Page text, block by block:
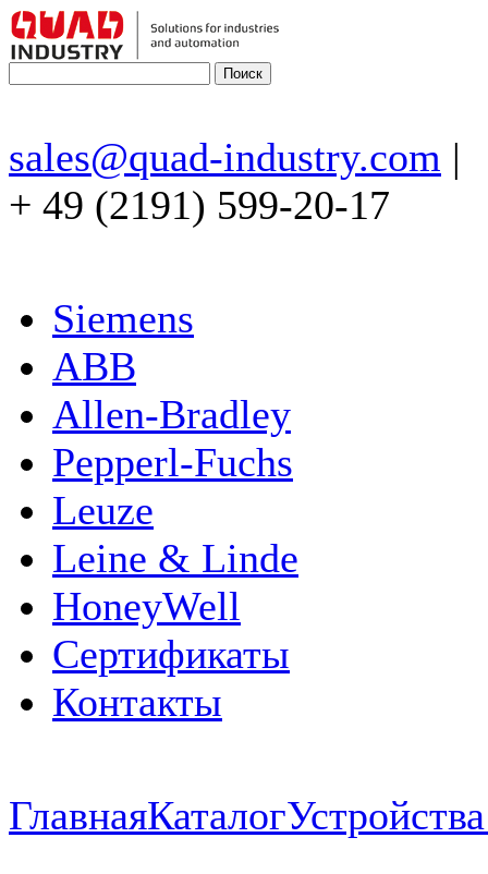
sales@quad-industry.com |
+ 49 (2191) 599-20-17
Siemens
ABB
Allen-Bradley
Pepperl-Fuchs
Leuze
Leine & Linde
HoneyWell
Сертификаты
Контакты
ГлавнаяКаталог